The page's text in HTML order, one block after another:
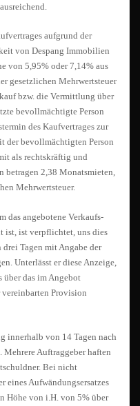
aufgrund der
von Despang Immobilien
von 5,95% oder 7,14% aus
gesetzlichen Mehrwertsteuer
bzw. die Vermittlung über
bevollmächtigte Person
des Kaufvertrages zur
der bevollmächtigten Person
als rechtskräftig und
betragen 2,38 Monatsmieten,
Mehrwertsteuer.
das angebotene Verkaufs-
ist, ist verpflichtet, uns dies
Tagen mit Angabe der
Unterlässt er diese Anzeige,
über das im Angebot
Provision
innerhalb von 14 Tagen nach
Auftraggeber haften
Bei nicht
eines Aufwändungsersatzes
Höhe von i.H. von 5% über